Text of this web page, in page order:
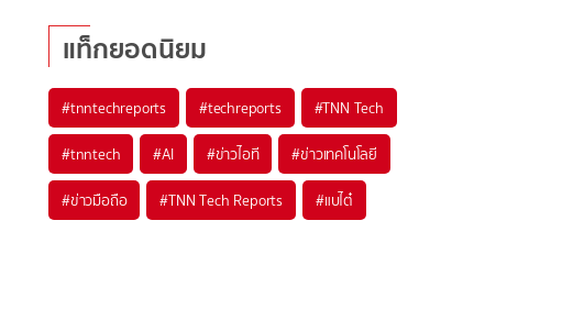
แท็กยอดนิยม
#tnntechreports #techreports #TNN Tech
#tnntech #AI #ข่าวไอที #ข่าวเทคโนโลยี
#ข่าวมือถือ #TNN Tech Reports #แบไต๋